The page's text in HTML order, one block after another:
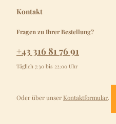
Kontakt
Fragen zu Ihrer Bestellung?
+43 316 81 76 91
Täglich 7:30 bis 22:00 Uhr
Oder über unser Kontaktformular.